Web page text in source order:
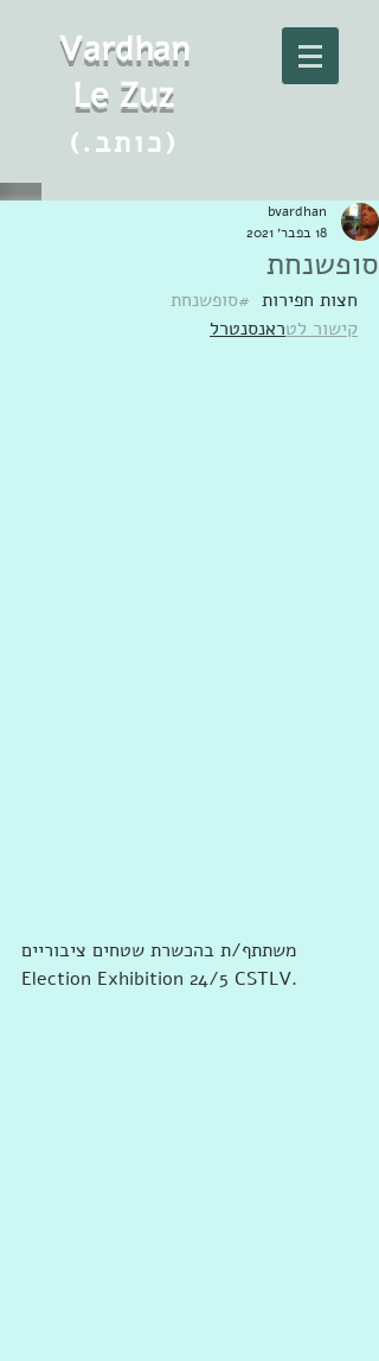
Vardhan
Le Zuz
(.כותב)
סופשנחת
bvardhan
18 בפבר׳ 2021
חצות חפירות #סופשנחת
קישור לטראנסנטרל
Election Exhibition 24/5 CSTLV‏.